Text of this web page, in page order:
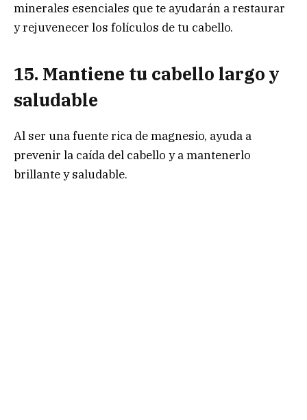
minerales esenciales que te ayudarán a restaurar
y rejuvenecer los folículos de tu cabello.
15. Mantiene tu cabello largo y
saludable
Al ser una fuente rica de magnesio, ayuda a
prevenir la caída del cabello y a mantenerlo
brillante y saludable.